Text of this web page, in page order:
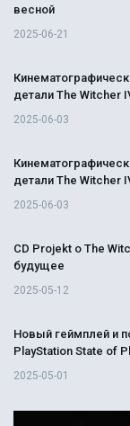
весной
2025-06-21
детали The Witcher
2025-06-03
детали The Witcher
2025-06-03
CD Projekt о The
будущее
2025-05-12
Новый геймплей и
PlayStation State of
2025-05-01